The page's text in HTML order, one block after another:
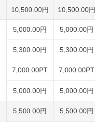
10,500.00円 10,500.00円
5,000.00円 5,000.00円
5,300.00円 5,300.00円
7,000.00PT 7,000.00PT
5,000.00円 5,000.00円
5,500.00円 5,500.00円